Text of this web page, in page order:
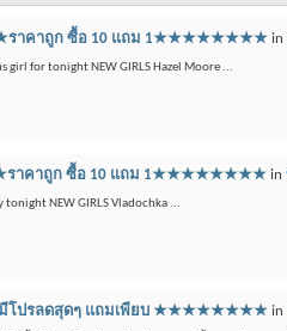
ราคาถูก ซื้อ 10 แถม 1★★★★★★★★ in
for tonight NEW GIRLS Hazel Moore ...
ราคาถูก ซื้อ 10 แถม 1★★★★★★★★ in
NEW GIRLS Vladochka ...
โปรลดสุดๆ แถมเพียบ ★★★★★★★★ in